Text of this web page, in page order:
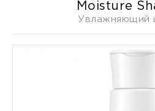
Moisture
Увлажняющий